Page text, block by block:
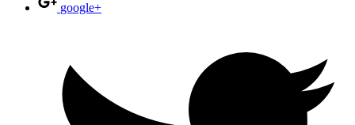
google+